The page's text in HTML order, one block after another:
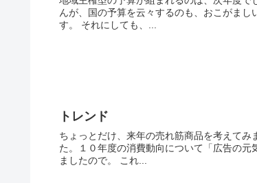
んが、国の予算を云々するのも、おこがま
す。 それにしても、...
トレンド
ちょっとだけ、来年の売れ筋商品を考えて
た。１０年度の消費動向について「広告の
ましたので。 これ...